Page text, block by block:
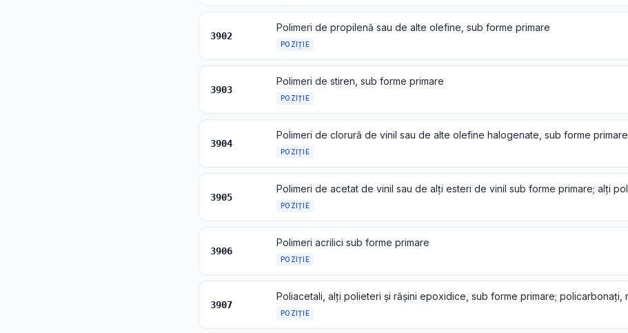
3902
Polimeri de propilenă sau de alte olefine, sub forme primare
POZIȚIE
3903
Polimeri de stiren, sub forme primare
POZIȚIE
3904
Polimeri de clorură de vinil sau de alte olefine halogenate, sub forme primare
POZIȚIE
3905
POZIȚIE
3906
Polimeri acrilici sub forme primare
POZIȚIE
3907
POZIȚIE